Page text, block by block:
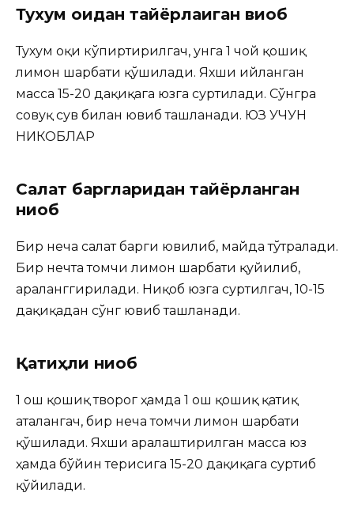
Тухум оқидан тайёрлаиган виқоб
Тухум оқи кўпиртирилгач, унга 1 чой қошиқ
лимон шарбати қўшилади. Яхши ийланган
масса 15-20 дақиқага юзга суртилади. Сўнгра
совуқ сув билан ювиб ташланади. ЮЗ УЧУН
НИКОБЛАР
Салат баргларидан тайёрланган
ниқоб
Бир неча салат барги ювилиб, майда тўтралади.
Бир нечта томчи лимон шарбати қуйилиб,
араланггирилади. Ниқоб юзга суртилгач, 10-15
дақиқадан сўнг ювиб ташланади.
Қатиҳли ниқоб
1 ош қошиқ творог ҳамда 1 ош қошиқ қатиқ
аталангач, бир неча томчи лимон шарбати
қўшилади. Яхши аралаштирилган масса юз
ҳамда бўйин терисига 15-20 дақиқага суртиб
қўйилади.